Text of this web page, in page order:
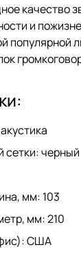
качество
и
популярной
сетки: черный
мм: 103
мм: 210
США